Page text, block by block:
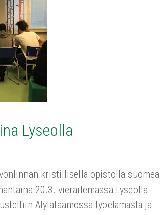
Lyseolla
kristillisellä opistolla suomea
20.3. vierailemassa Lyseolla.
Älylataamossa työelämästä ja